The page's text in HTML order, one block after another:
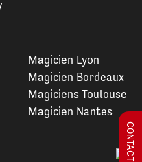
Magicien Lyon
Magicien Bordeaux
Magiciens Toulouse
Magicien Nantes